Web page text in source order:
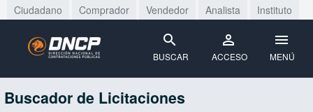
Ciudadano Comprador Vendedor Analista Instituto
BUSCAR ACCESO MENÚ
Buscador de Licitaciones